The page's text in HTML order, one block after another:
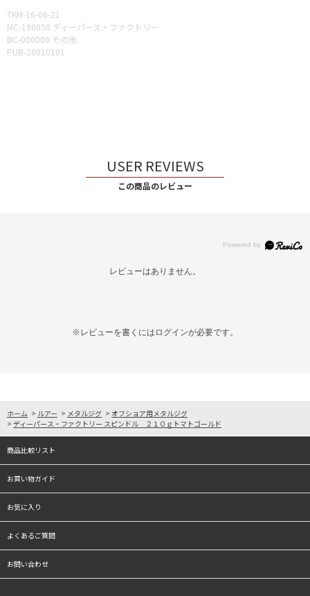
TKM-16-06-21
MC-190050 ディーパース・ファクトリー
BC-000000 その他
PUB-20010101
USER REVIEWS
この商品のレビュー
レビューはありません。
※レビューを書くには ログインが必要です。
ホーム > ルアー > メタルジグ > オフショア用メタルジグ
> ディーパース・ファクトリー スピンドル ２１０ｇトマトゴールド
商品比較リスト
お買い物ガイド
お気に入り
よくあるご質問
お問い合わせ